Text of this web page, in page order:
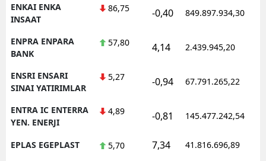
ENKAI ENKA
INSAAT
86,75 -0,40 849.897.934,30
ENPRA ENPARA
BANK
57,80 4,14 2.439.945,20
ENSRI ENSARI
SINAI YATIRIMLAR
5,27 -0,94 67.791.265,22
ENTRA IC ENTERRA
YEN. ENERJI
4,89 -0,81 145.477.242,54
EPLAS EGEPLAST 5,70 7,34 41.816.696,89